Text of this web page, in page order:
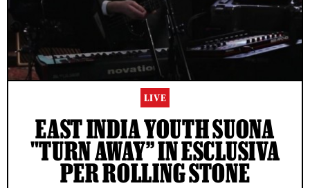
LIVE
EAST INDIA YOUTH SUONA
"TURN AWAY” IN ESCLUSIVA
PER ROLLING STONE